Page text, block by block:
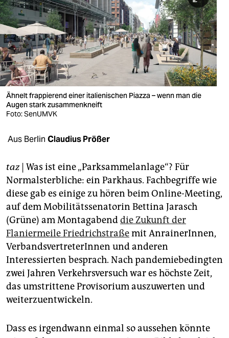
nord
wahrheit
verlag
verlag
veranstaltungen
shop
fragen & hilfe
abo
genossenschaft
epaper login
Ähnelt frappierend einer italienischen Piazza – wenn man die
Augen stark zusammenkneift
Foto: SenUMVK
Aus Berlin Claudius Prößer
taz| Was ist eine „Parksammelanlage“? Für
Normalsterbliche: ein Parkhaus. Fachbegriffe wie
diese gab es einige zu hören beim Online-Meeting,
auf dem Mobilitätssenatorin Bettina Jarasch
(Grüne) am Montagabenddie Zukunft der
Flaniermeile Friedrichstraßemit AnrainerInnen,
VerbandsvertreterInnen und anderen
Interessierten besprach. Nach pandemiebedingten
zwei Jahren Verkehrsversuch war es höchste Zeit,
das umstrittene Provisorium auszuwerten und
weiterzuentwickeln.
Dass es irgendwann einmal so aussehen könnte